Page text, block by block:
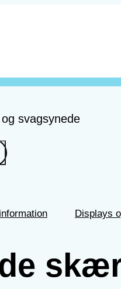
svagsynede
Displays